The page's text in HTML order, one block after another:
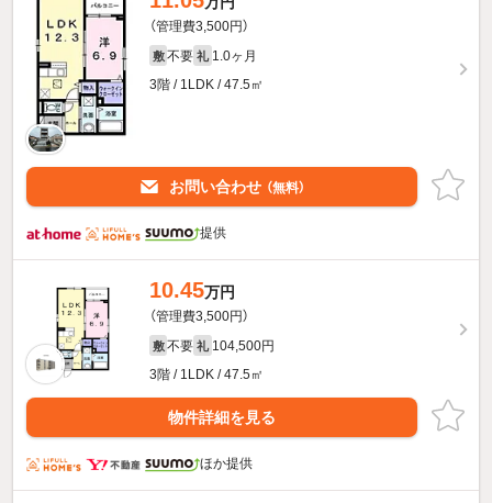
（管理費3,500円）
敷 不要 礼 1.0ヶ月
3階 / 1LDK / 47.5㎡
お問い合わせ （無料）
提供
10.45万円
（管理費3,500円）
敷 不要 礼 104,500円
3階 / 1LDK / 47.5㎡
物件詳細を見る
ほか提供